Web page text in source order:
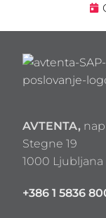
AVTENTA,
Stegne 19
1000 Ljubljana
+386 1 5836